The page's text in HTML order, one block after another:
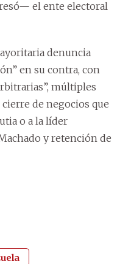
el ente electoral
denuncia
en su contra, con
múltiples
cierre de negocios que
o a la líder
y retención de